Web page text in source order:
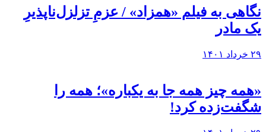
نگاهی به فيلم «همزاد» / عزمِ تزلزل‌ناپذیرِ
یک مادر
۲۹ خرداد ۱۴۰۱
«همه چیز همه جا به یکباره»؛ همه را
شگفت‌زده کرد!